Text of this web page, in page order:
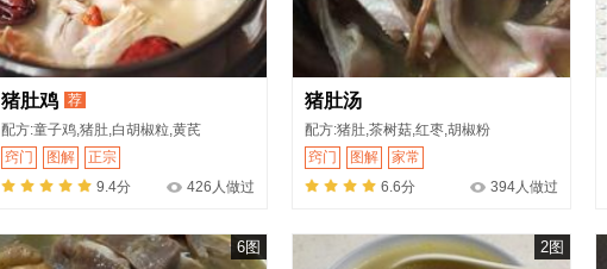
猪肚鸡 荐
配方:童子鸡,猪肚,白胡椒粒,黄芪
窍门
图解
正宗
9.4分
426人做过
猪肚汤
配方:猪肚,茶树菇,红枣,胡椒粉
窍门
图解
家常
6.6分
394人做过
6图 2图